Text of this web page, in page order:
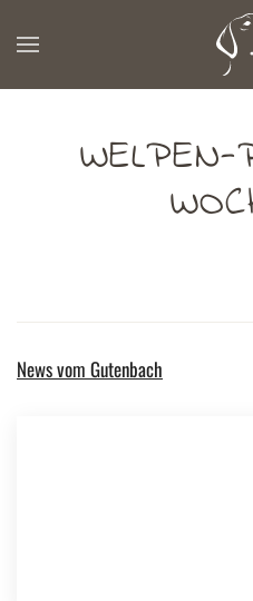
Zum Hauptinhalt springen
News vom Gutenbach